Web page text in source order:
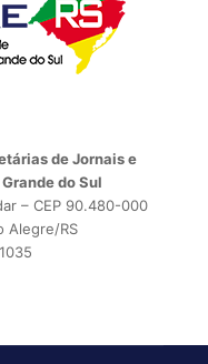
de Jornais e
do Sul
– CEP 90.480-000
Alegre/RS